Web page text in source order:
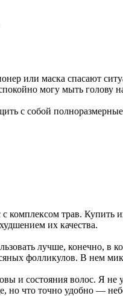
или маска спасают
могу мыть голову
с собой
комплексом трав. Купить
их качества.
лучше, конечно, в
фолликулов. В нем
и состояния волос. Я не
но что точно удобно —